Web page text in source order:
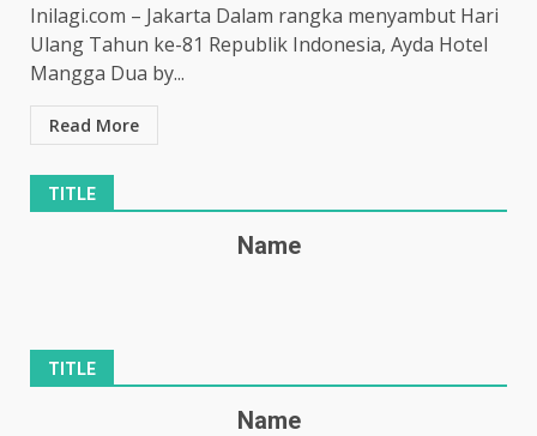
Inilagi.com – Jakarta Dalam rangka menyambut Hari
Ulang Tahun ke-81 Republik Indonesia, Ayda Hotel
Mangga Dua by...
Read More
TITLE
Name
TITLE
Name